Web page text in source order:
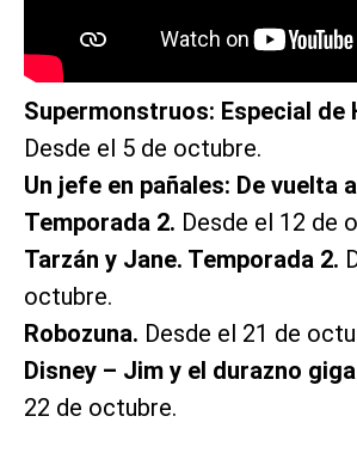
Supermonstruos: Especial de
Desde el 5 de octubre.
Un jefe en pañales: De vuelta
Temporada 2. Desde el 12 de
Tarzán y Jane. Temporada 2.
octubre.
Robozuna. Desde el 21 de
Disney – Jim y el durazno
22 de octubre.